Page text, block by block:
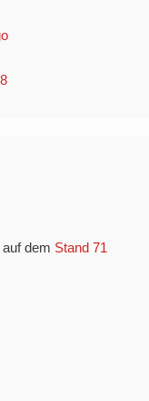
auf dem Stand 71